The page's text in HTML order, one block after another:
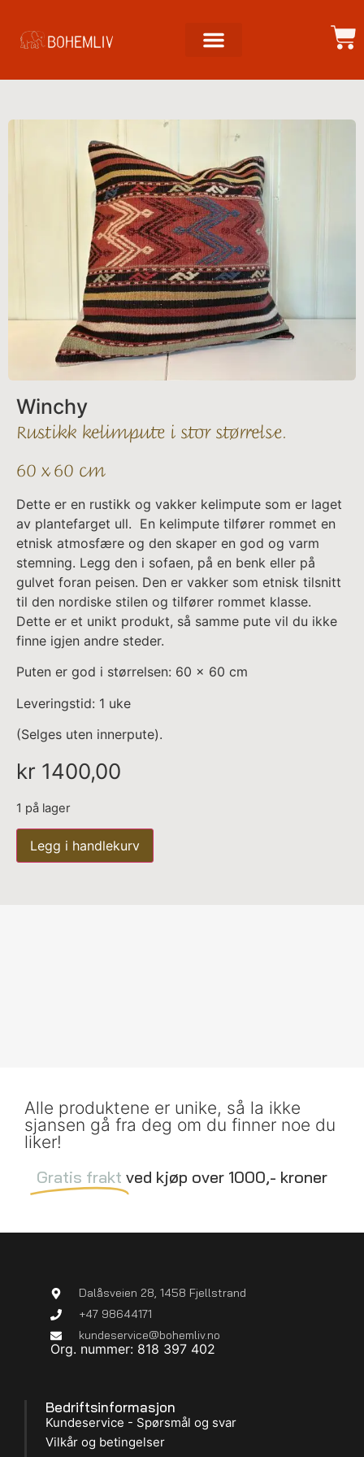
Winchy
Rustikk kelimpute i stor størrelse.
60 x 60 cm
Dette er en rustikk og vakker kelimpute som er laget
av plantefarget ull. En kelimpute tilfører rommet en
etnisk atmosfære og den skaper en god og varm
stemning. Legg den i sofaen, på en benk eller på
gulvet foran peisen. Den er vakker som etnisk tilsnitt
til den nordiske stilen og tilfører rommet klasse.
Dette er et unikt produkt, så samme pute vil du ikke
finne igjen andre steder.
Puten er god i størrelsen: 60 x 60 cm
Leveringstid: 1 uke
(Selges uten innerpute).
kr 1400,00
1 på lager
Legg i handlekurv
Alle produktene er unike, så la ikke
sjansen gå fra deg om du finner noe du
liker!
Gratis frakt ved kjøp over 1000,- kroner
Dalåsveien 28, 1458 Fjellstrand
+47 98644171
kundeservice@bohemliv.no
Org. nummer: 818 397 402
Bedriftsinformasjon
Kundeservice - Spørsmål og svar
Vilkår og betingelser